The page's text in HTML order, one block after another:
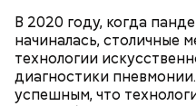
В 2020 году, когда
начиналась, столичные
технологии
диагностики
успешным, что